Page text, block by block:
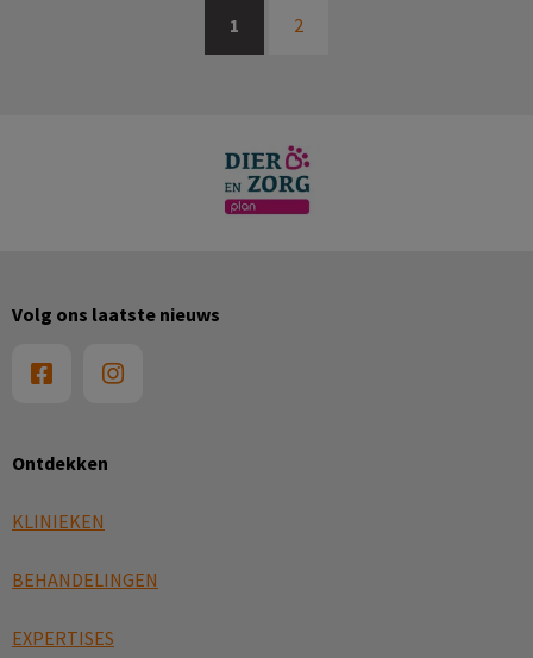
1 2
Ontdekken
KLINIEKEN
BEHANDELINGEN
EXPERTISES
Volg ons laatste nieuws